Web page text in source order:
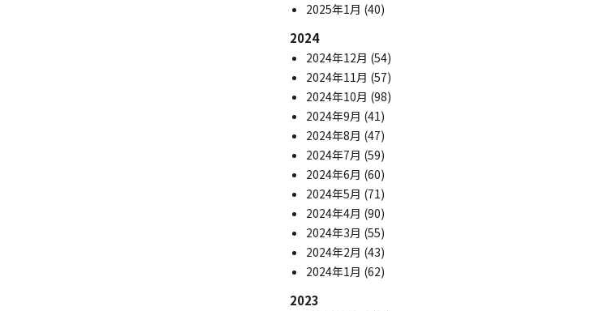
2025年1月 (40)
2024
2024年12月 (54)
2024年11月 (57)
2024年10月 (98)
2024年9月 (41)
2024年8月 (47)
2024年7月 (59)
2024年6月 (60)
2024年5月 (71)
2024年4月 (90)
2024年3月 (55)
2024年2月 (43)
2024年1月 (62)
2023